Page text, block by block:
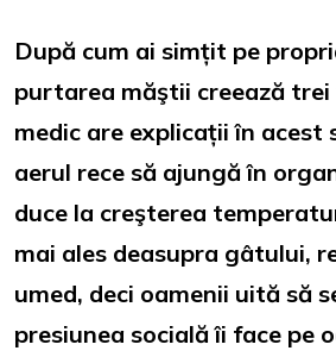
După cum ai simțit pe
purtarea măştii creează trei
medic are explicații în acest
aerul rece să ajungă în
duce la creşterea
mai ales deasupra gâtului,
umed, deci oamenii uită să
presiunea socială îi face pe